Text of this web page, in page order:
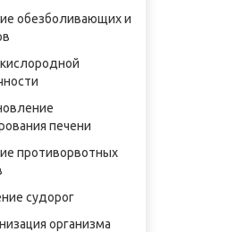
обезболивающих и
печени
противорвотных
судорог
организма